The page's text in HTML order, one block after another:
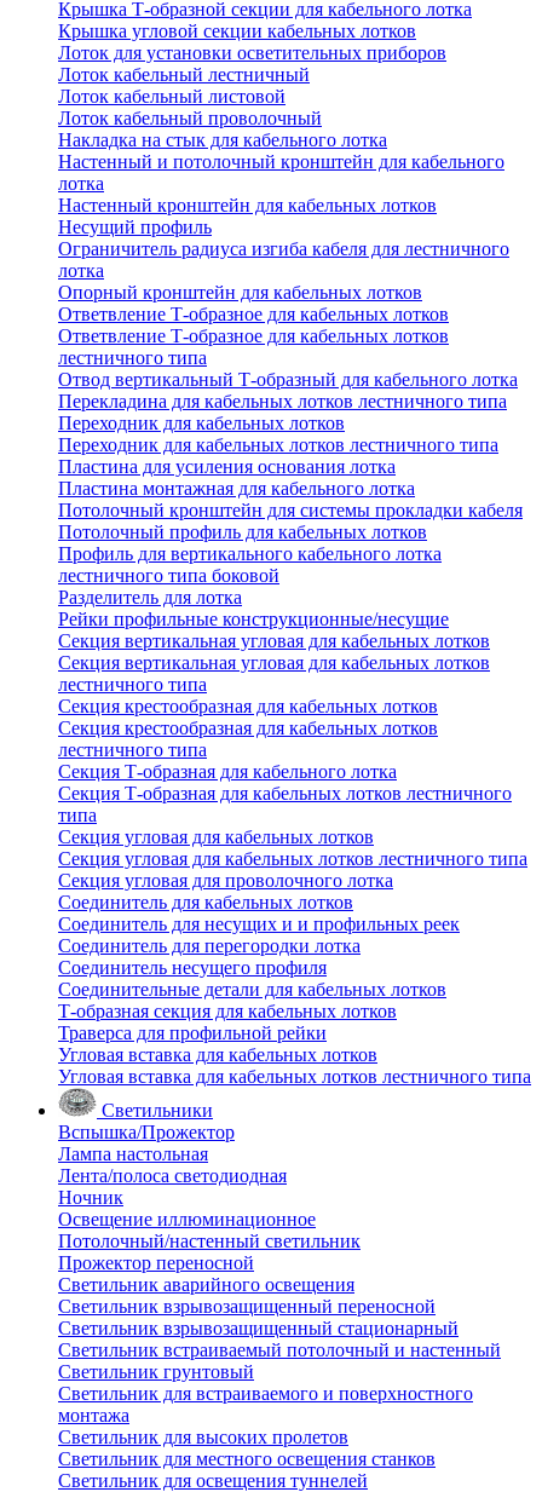
Крышка Т-образной секции для кабельного лотка
Крышка угловой секции кабельных лотков
Лоток для установки осветительных приборов
Лоток кабельный лестничный
Лоток кабельный листовой
Лоток кабельный проволочный
Накладка на стык для кабельного лотка
Настенный и потолочный кронштейн для кабельного
лотка
Настенный кронштейн для кабельных лотков
Несущий профиль
Ограничитель радиуса изгиба кабеля для лестничного
лотка
Опорный кронштейн для кабельных лотков
Ответвление Т-образное для кабельных лотков
Ответвление Т-образное для кабельных лотков
лестничного типа
Отвод вертикальный Т-образный для кабельного лотка
Перекладина для кабельных лотков лестничного типа
Переходник для кабельных лотков
Переходник для кабельных лотков лестничного типа
Пластина для усиления основания лотка
Пластина монтажная для кабельного лотка
Потолочный кронштейн для системы прокладки кабеля
Потолочный профиль для кабельных лотков
Профиль для вертикального кабельного лотка
лестничного типа боковой
Разделитель для лотка
Рейки профильные конструкционные/несущие
Секция вертикальная угловая для кабельных лотков
Секция вертикальная угловая для кабельных лотков
лестничного типа
Секция крестообразная для кабельных лотков
Секция крестообразная для кабельных лотков
лестничного типа
Секция Т-образная для кабельного лотка
Секция Т-образная для кабельных лотков лестничного
типа
Секция угловая для кабельных лотков
Секция угловая для кабельных лотков лестничного типа
Секция угловая для проволочного лотка
Соединитель для кабельных лотков
Соединитель для несущих и и профильных реек
Соединитель для перегородки лотка
Соединитель несущего профиля
Соединительные детали для кабельных лотков
Т-образная секция для кабельных лотков
Траверса для профильной рейки
Угловая вставка для кабельных лотков
Угловая вставка для кабельных лотков лестничного типа
Светильники
Вспышка/Прожектор
Лампа настольная
Лента/полоса светодиодная
Ночник
Освещение иллюминационное
Потолочный/настенный светильник
Прожектор переносной
Светильник аварийного освещения
Светильник взрывозащищенный переносной
Светильник взрывозащищенный стационарный
Светильник встраиваемый потолочный и настенный
Светильник грунтовый
Светильник для встраиваемого и поверхностного
монтажа
Светильник для высоких пролетов
Светильник для местного освещения станков
Светильник для освещения туннелей